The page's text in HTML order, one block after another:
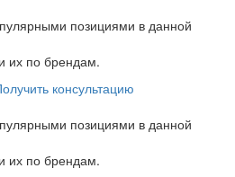
позициями в данной
их по брендам.
консультацию
позициями в данной
их по брендам.